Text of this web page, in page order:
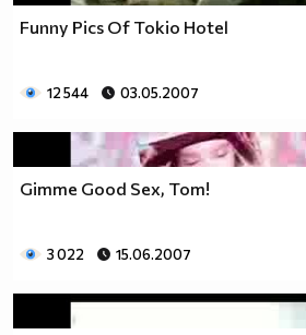
Funny Pics Of Tokio Hotel
12 544 03.05.2007
Gimme Good Sex, Tom!
3 022 15.06.2007